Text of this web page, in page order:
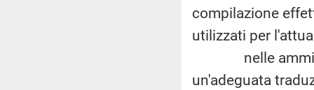
compilazione
utilizzati per
nelle
un'adeguata